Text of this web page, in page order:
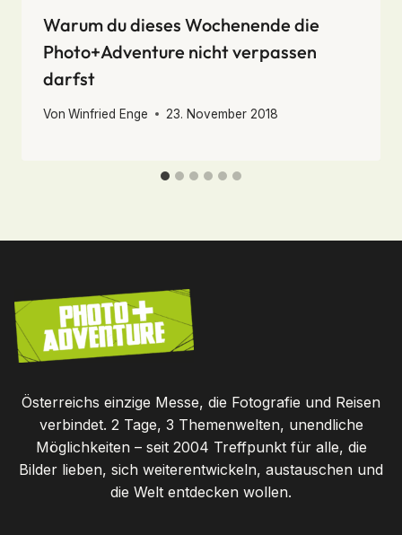
Warum du dieses Wochenende die
Photo+Adventure nicht verpassen
darfst
Von Winfried Enge 23. November 2018
Österreichs einzige Messe, die Fotografie und Reisen
verbindet. 2 Tage, 3 Themenwelten, unendliche
Möglichkeiten – seit 2004 Treffpunkt für alle, die
Bilder lieben, sich weiterentwickeln, austauschen und
die Welt entdecken wollen.